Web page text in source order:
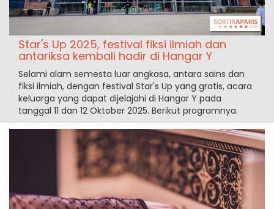
Star's Up 2025, festival fiksi ilmiah dan
antariksa kembali hadir di Hangar Y
Selami alam semesta luar angkasa, antara sains dan
fiksi ilmiah, dengan festival Star's Up yang gratis, acara
keluarga yang dapat dijelajahi di Hangar Y pada
tanggal 11 dan 12 Oktober 2025. Berikut programnya.